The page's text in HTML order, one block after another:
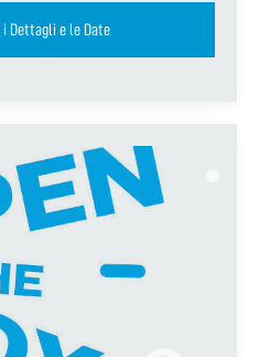
Dettagli e le Date